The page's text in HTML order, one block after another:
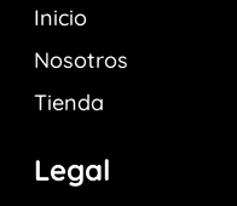
Inicio
Nosotros
Tienda
Legal